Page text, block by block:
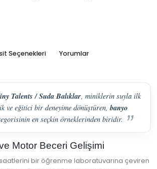
Seçenekleri Yorumlar
Talents / Suda Balıklar, miniklerin suyla ilk
ve eğitici bir deneyime dönüştüren, banyo
en seçkin örneklerinden biridir.
Motor Beceri Gelişimi
bir öğrenme laboratuvarına çeviren